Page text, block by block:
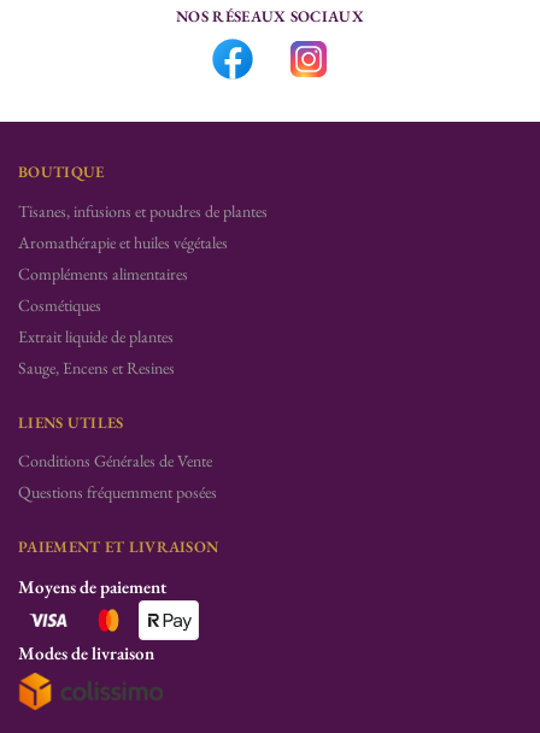
NOS RÉSEAUX SOCIAUX
BOUTIQUE
Tisanes, infusions et poudres de plantes
Aromathérapie et huiles végétales
Compléments alimentaires
Cosmétiques
Extrait liquide de plantes
Sauge, Encens et Resines
LIENS UTILES
Conditions Générales de Vente
Questions fréquemment posées
PAIEMENT ET LIVRAISON
Moyens de paiement
Modes de livraison